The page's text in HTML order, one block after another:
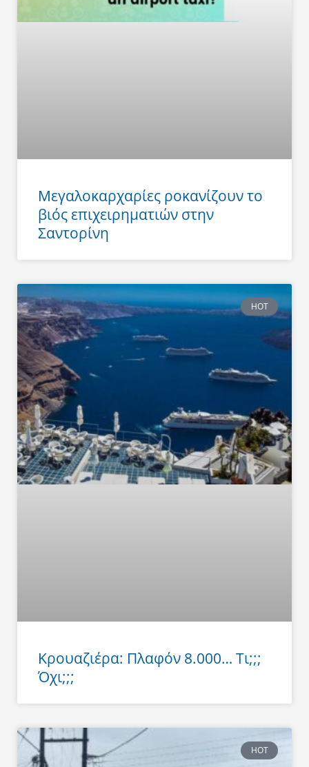
Μεγαλοκαρχαρίες ροκανίζουν το
βιός επιχειρηματιών στην
Σαντορίνη
HOT
Κρουαζιέρα: Πλαφόν 8.000… Τι;;;
Όχι;;;
HOT